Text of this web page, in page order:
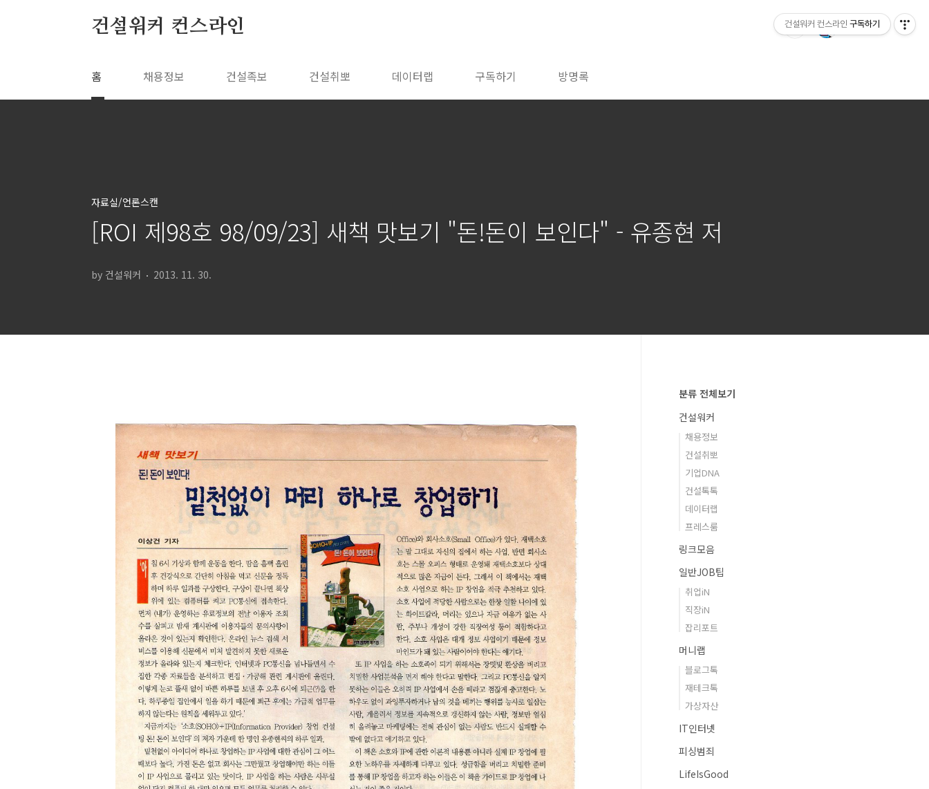
건설워커 컨스라인
홈 채용정보 건설족보 건설취뽀 데이터랩 구독하기 방명록
자료실/언론스캔
[ROI 제98호 98/09/23] 새책 맛보기 "돈!돈이 보인다" - 유종현 저
by 건설워커 2013. 11. 30.
분류 전체보기
건설워커
채용정보
건설취뽀
기업DNA
건설톡톡
데이터랩
프레스룸
링크모음
일반JOB팁
취업iN
직장iN
잡리포트
머니랩
블로그톡
재테크톡
가상자산
IT인터넷
피싱범죄
LifeIsGood
건설워커 컨스라인 구독하기